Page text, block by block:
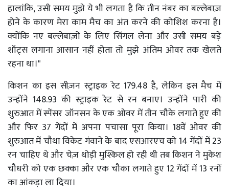
हालांकि, उसी समय मुझे ये भी लगता है कि तीन नंबर का बल्लेबाज़
होने के कारण मेरा काम मैच का अंत करने की कोशिश करना है।
क्योंकि नए बल्लेबाज़ों के लिए सिंगल लेना और उसी समय बड़े
शॉट्स लगाना आसान नहीं होता तो मुझे अंतिम ओवर तक खेलते
रहना था।"
किशन का इस सीज़न स्ट्राइक रेट 179.48 है, लेकिन इस मैच में
उन्होंने 148.93 की स्ट्राइक रेट से रन बनाए। उन्होंने पारी की
शुरुआत में स्पेंसर जॉनसन के एक ओवर में तीन चौके लगाते हुए की
और फिर 37 गेंदों में अपना पचासा पूरा किया। 18वें ओवर की
शुरुआत में चौथा विकेट गंवाने के बाद एसआरएच को 14 गेंदों में 23
रन चाहिए थे और चेज़ थोड़ी मुश्किल हो रही थी तब किशन ने मुकेश
चौधरी को एक छक्का और एक चौका लगाते हुए 12 गेंदों में 13 रनों
का आंकड़ा ला दिया।